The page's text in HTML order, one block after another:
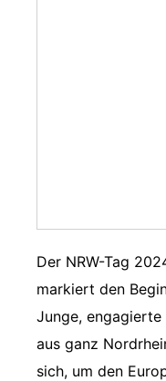
Der NRW-Tag
markiert den
Junge,
aus ganz
sich, um den